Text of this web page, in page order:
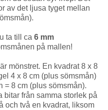
av det ljusa tyget mellan
ta till ca 6 mm
på mallen!
mönstret. En kvadrat 8 x 8
4 x 8 cm (plus sömsmån)
= 8 cm (plus sömsmån).
bitar från samma storlek på
och två en kvadrat, liksom